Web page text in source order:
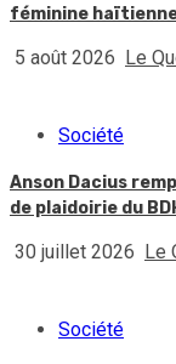
féminine
5 août 2026 Le
Société
Anson Dacius
de plaidoirie du
30 juillet 2026 Le
Société